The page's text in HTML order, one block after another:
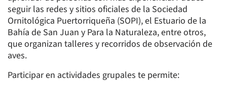
seguir las redes y sitios oficiales de la Sociedad
Ornitológica Puertorriqueña (SOPI), el Estuario de la
Bahía de San Juan y Para la Naturaleza, entre otros,
que organizan talleres y recorridos de observación de
aves.
Participar en actividades grupales te permite: